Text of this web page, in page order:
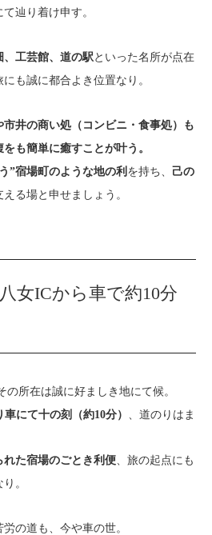
辿り着け申す。
、工芸館、道の駅といった名所が点在
も誠に都合よき位置なり。
市井の商い処（コンビニ・食事処）も
も簡単に癒すことが叶う。
”宿場町のような地の利 を持ち、 己の
える場と申せましょう。
女ICから車で約10分
の所在は誠に好ましき地にて候。
にて十の刻（約10分）
、道のりはま
た宿場のごとき利便 、旅の起点にも
。
の道も、今や車の世。